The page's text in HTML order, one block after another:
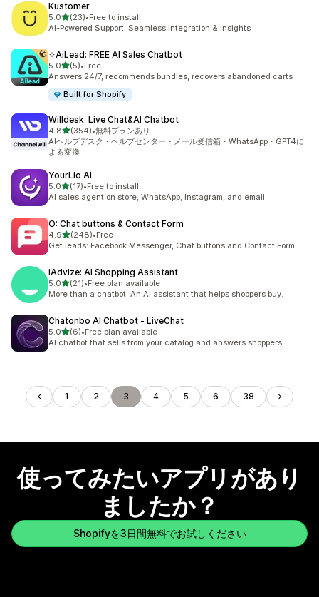
Kustomer
5.05つ星中
(23)
合計レビュー数：23件
•Free to install
AI-Powered Support: Seamless Integration & Insights
✧AiLead: FREE AI Sales Chatbot
5.05つ星中
(5)
合計レビュー数：5件
•Free
Answers 24/7, recommends bundles, recovers abandoned carts
Built for Shopify
Willdesk: Live Chat&AI Chatbot
4.85つ星中
(354)
合計レビュー数：354件
•無料プランあり
AIヘルプデスク・ヘルプセンター・メール受信箱・WhatsApp・GPT4に
よる変換
YourLio AI
5.05つ星中
(17)
合計レビュー数：17件
•Free to install
AI sales agent on store, WhatsApp, Instagram, and email
O: Chat buttons & Contact Form
4.95つ星中
(248)
合計レビュー数：248件
•Free
Get leads: Facebook Messenger, Chat buttons and Contact Form
iAdvize: AI Shopping Assistant
5.05つ星中
(21)
合計レビュー数：21件
•Free plan available
More than a chatbot: An AI assistant that helps shoppers buy.
Chatonbo AI Chatbot ‑ LiveChat
5.05つ星中
(6)
合計レビュー数：6件
•Free plan available
AI chatbot that sells from your catalog and answers shoppers.
1 2 3 4 5 6 38
使ってみたいアプリがあり
ましたか？
Shopifyを3日間無料でお試しください